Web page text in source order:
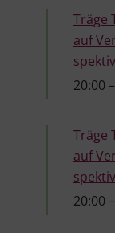
Trä­ge
auf
20:00 –
Trä­ge
auf
20:00 –